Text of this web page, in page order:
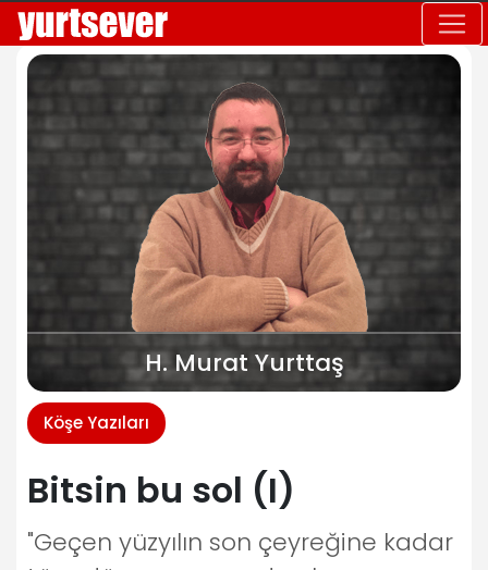
H. Murat Yurttaş
Köşe Yazıları
Bitsin bu sol (I)
"Geçen yüzyılın son çeyreğine kadar